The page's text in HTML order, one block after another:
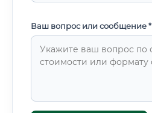
Ваш вопрос или сообщение *